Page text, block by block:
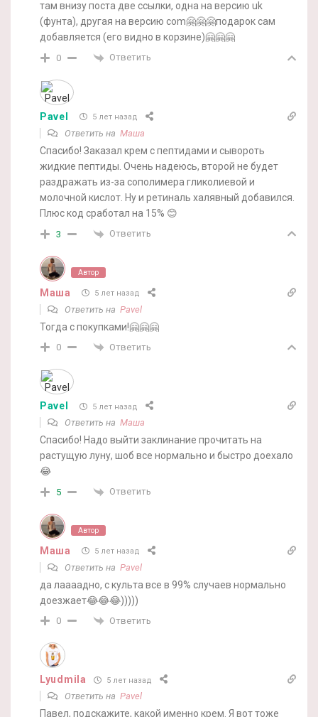
там внизу поста две ссылки, одна на версию uk
(фунта), другая на версию com🤗🤗🤗подарок сам
добавляется (его видно в корзине)🤗🤗🤗
0 Ответить
Pavel 5 лет назад
Ответить на Маша
Спасибо! Заказал крем с пептидами и сывороть
жидкие пептиды. Очень надеюсь, второй не будет
раздражать из-за сополимера гликолиевой и
молочной кислот. Ну и ретиналь халявный добавился.
Плюс код сработал на 15% 😊
3 Ответить
Автор
Маша 5 лет назад
Ответить на Pavel
Тогда с покупками!🤗🤗🤗
0 Ответить
Pavel 5 лет назад
Ответить на Маша
Спасибо! Надо выйти заклинание прочитать на
растущую луну, шоб все нормально и быстро доехало
😂
5 Ответить
Автор
Маша 5 лет назад
Ответить на Pavel
да лаааадно, с культа все в 99% случаев нормально
доезжает😂😂😂)))))
0 Ответить
Lyudmila 5 лет назад
Ответить на Pavel
Павел, подскажите, какой именно крем. Я вот тоже